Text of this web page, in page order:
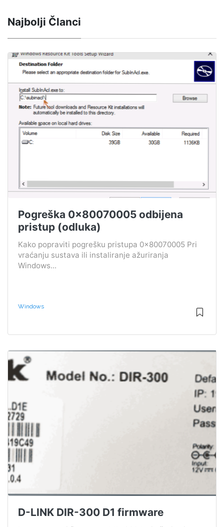
Najbolji Članci
Pogreška 0x80070005 odbijena
pristup (odluka)
Kako popraviti pogrešku pristupa 0x80070005 Pri
vraćanju sustava ili instaliranje ažuriranja
Windows...
Windows
D-LINK DIR-300 D1 firmware